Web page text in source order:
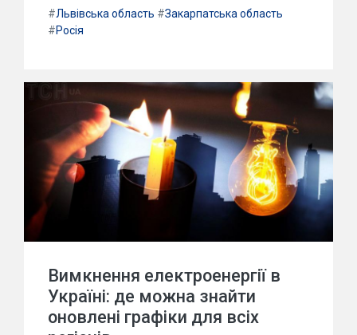
#Львівська область #Закарпатська область
#Росія
Вимкнення електроенергії в
Україні: де можна знайти
оновлені графіки для всіх